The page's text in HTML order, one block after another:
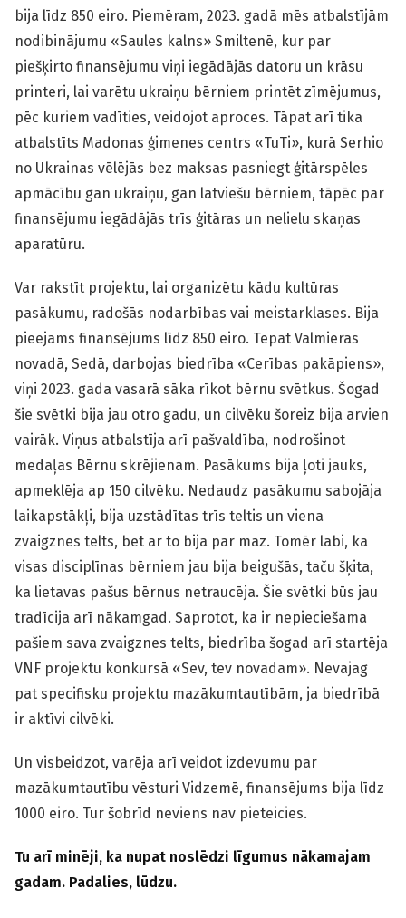
bija līdz 850 eiro. Piemēram, 2023. gadā mēs atbalstījām
nodibinājumu «Saules kalns» Smiltenē, kur par
piešķirto finansējumu viņi iegādājās datoru un krāsu
printeri, lai varētu ukraiņu bērniem printēt zīmējumus,
pēc kuriem vadīties, veidojot aproces. Tāpat arī tika
atbalstīts Madonas ģimenes centrs «TuTi», kurā Serhio
no Ukrainas vēlējās bez maksas pasniegt ģitārspēles
apmācību gan ukraiņu, gan latviešu bērniem, tāpēc par
finansējumu iegādājās trīs ģitāras un nelielu skaņas
aparatūru.
Var rakstīt projektu, lai organizētu kādu kultūras
pasākumu, radošās nodarbības vai meistarklases. Bija
pieejams finansējums līdz 850 eiro. Tepat Valmieras
novadā, Sedā, darbojas biedrība «Cerības pakāpiens»,
viņi 2023. gada vasarā sāka rīkot bērnu svētkus. Šogad
šie svētki bija jau otro gadu, un cilvēku šoreiz bija arvien
vairāk. Viņus atbalstīja arī pašvaldība, nodrošinot
medaļas Bērnu skrējienam. Pasākums bija ļoti jauks,
apmeklēja ap 150 cilvēku. Nedaudz pasākumu sabojāja
laikapstākļi, bija uzstādītas trīs teltis un viena
zvaigznes telts, bet ar to bija par maz. Tomēr labi, ka
visas disciplīnas bērniem jau bija beigušās, taču šķita,
ka lietavas pašus bērnus netraucēja. Šie svētki būs jau
tradīcija arī nākamgad. Saprotot, ka ir nepieciešama
pašiem sava zvaigznes telts, biedrība šogad arī startēja
VNF projektu konkursā «Sev, tev novadam». Nevajag
pat specifisku projektu mazākumtautībām, ja biedrībā
ir aktīvi cilvēki.
Un visbeidzot, varēja arī veidot izdevumu par
mazākumtautību vēsturi Vidzemē, finansējums bija līdz
1000 eiro. Tur šobrīd neviens nav pieteicies.
Tu arī minēji, ka nupat noslēdzi līgumus nākamajam
gadam. Padalies, lūdzu.